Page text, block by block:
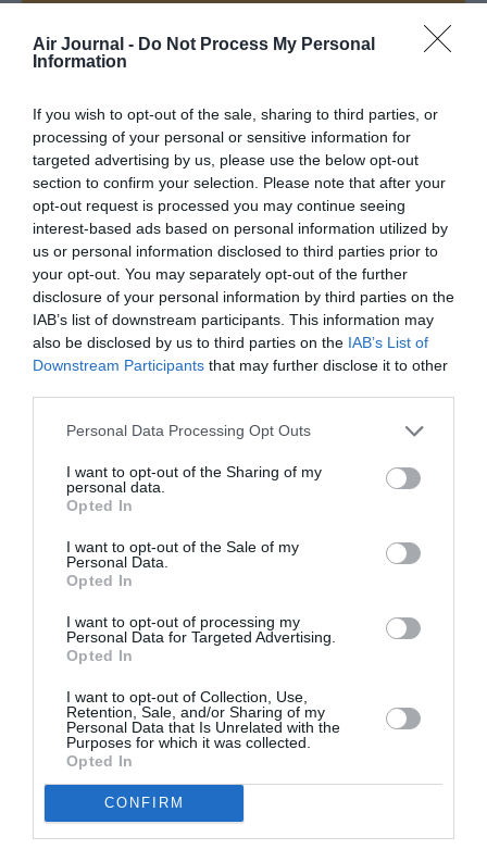
Air Journal - Do Not Process My Personal
Information
If you wish to opt-out of the sale, sharing to third parties, or
processing of your personal or sensitive information for
targeted advertising by us, please use the below opt-out
section to confirm your selection. Please note that after your
opt-out request is processed you may continue seeing
interest-based ads based on personal information utilized by
us or personal information disclosed to third parties prior to
your opt-out. You may separately opt-out of the further
disclosure of your personal information by third parties on the
IAB’s list of downstream participants. This information may
also be disclosed by us to third parties on the IAB’s List of
Downstream Participants that may further disclose it to other
Personal Data Processing Opt Outs
I want to opt-out of the Sharing of my
personal data.
Opted In
I want to opt-out of the Sale of my
Personal Data.
Opted In
I want to opt-out of processing my
Personal Data for Targeted Advertising.
Opted In
I want to opt-out of Collection, Use,
Retention, Sale, and/or Sharing of my
Personal Data that Is Unrelated with the
Purposes for which it was collected.
Opted In
CONFIRM
Appel aux lecteurs !
Soutenez Air Journal participez
NOUS SOUTENIR
DERNIERS COMMENTAIRES
Biznessa commenté l'article :
aérien vers l’Amérique latine
CHECK LASTa commenté l'article :
Airbus doit accélérer avec 90 avions par mois
nécessaires pour atteindre son objectif
lufthansa personnel au sol Verdi
LIRE AUSSI